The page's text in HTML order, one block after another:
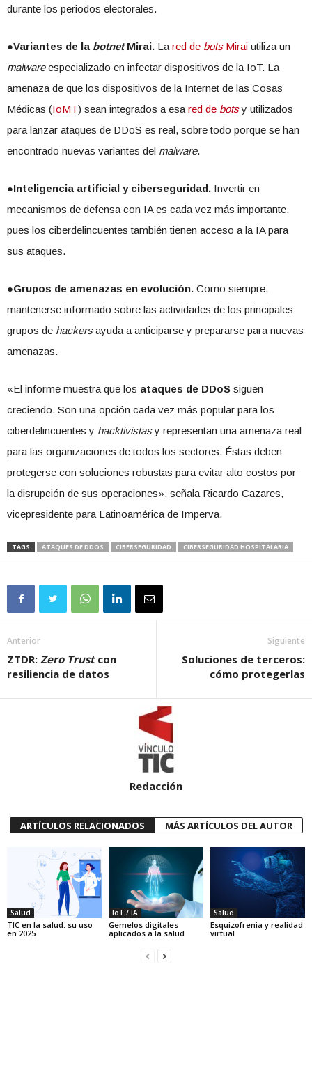
durante los periodos electorales.
●Variantes de la botnetMirai. La red de botsMirai utiliza un
malwareespecializado en infectar dispositivos de la IoT. La
amenaza de que los dispositivos de la Internet de las Cosas
Médicas (IoMT) sean integrados a esa red de botsy utilizados
para lanzar ataques de DDoS es real, sobre todo porque se han
encontrado nuevas variantes del malware.
●Inteligencia artificial y ciberseguridad. Invertir en
mecanismos de defensa con IA es cada vez más importante,
pues los ciberdelincuentes también tienen acceso a la IA para
sus ataques.
●Grupos de amenazas en evolución. Como siempre,
mantenerse informado sobre las actividades de los principales
grupos de hackersayuda a anticiparse y prepararse para nuevas
amenazas.
«El informe muestra que los ataques de DDoS siguen
creciendo. Son una opción cada vez más popular para los
ciberdelincuentes y hacktivistasy representan una amenaza real
para las organizaciones de todos los sectores. Éstas deben
protegerse con soluciones robustas para evitar alto costos por
la disrupción de sus operaciones», señala Ricardo Cazares,
vicepresidente para Latinoamérica de Imperva.
TAGS ATAQUES DE DDOS CIBERSEGURIDAD CIBERSEGURIDAD HOSPITALARIA
Anterior
ZTDR: Zero Trustcon
resiliencia de datos
Siguiente
Soluciones de terceros:
cómo protegerlas
Redacción
ARTÍCULOS RELACIONADOS MÁS ARTÍCULOS DEL AUTOR
Salud
TIC en la salud: su uso
en 2025
IoT / IA
Gemelos digitales
aplicados a la salud
Salud
Esquizofrenia y realidad
virtual